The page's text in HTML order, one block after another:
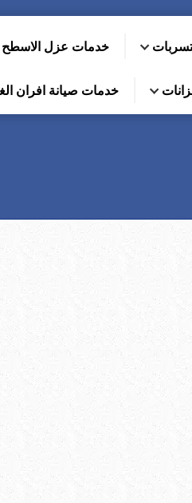
خدمات عزل الاسطح
خدمات صيانة افران